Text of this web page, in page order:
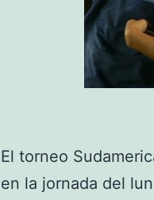
El torneo
en la jornada del